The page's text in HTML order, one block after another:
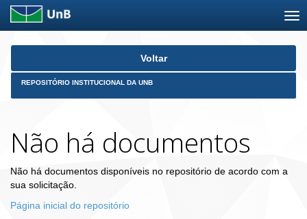
Skip
Voltar
REPOSITÓRIO INSTITUCIONAL DA UNB
Não há documentos
Não há documentos disponíveis no repositório de acordo com a
sua solicitação.
Página inicial do repositório